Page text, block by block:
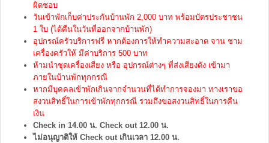
ผิดชอบ
วันเข้าพักเก็บค่าประกันบ้านพัก 2,000 บาท พร้อมบัตรประชาชน
1 ใบ (ได้คืนในวันที่ออกจากบ้านพัก)
อุปกรณ์ครัวบริการฟรี หากต้องการให้ทำความสะอาด จาน ชาม
เครื่องครัวให้ มีค่าบริการ 500 บาท
ห้ามนำชุดเครื่องเสียง หรือ อุปกรณ์ต่างๆ ที่ส่งเสียงดัง เข้ามา
ภายในบ้านพักทุกกรณี
หากมีบุคคลเข้าพักเกินจากจำนวนที่ได้ทำการจองมา ทางเราขอ
สงวนสิทธิ์ในการเข้าพักทุกกรณี รวมถึงขอสงวนสิทธิ์ในการคืน
เงิน
Check in 14.00 น. Check out 12.00 น.
ไม่อนุญาติให้ Check out เกินเวลา 12.00 น.